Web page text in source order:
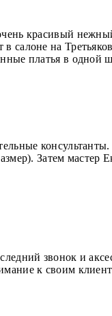
красивый
на
платья в одной
Затем мастер
звонок и
к своим